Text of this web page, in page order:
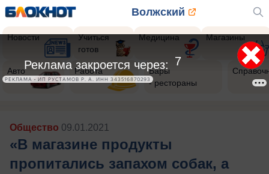
Волжский
Новости
Учиться
готов
Медицина Магазины
Авто Работа
Бары
- рестораны
Общество 09.01.2021
«В магазине продукты
пропитались запахом собак, а
5
Реклама закроется через:
РЕКЛАМА • ИП РУСТАМОВ Р. А. ИНН 343516870293